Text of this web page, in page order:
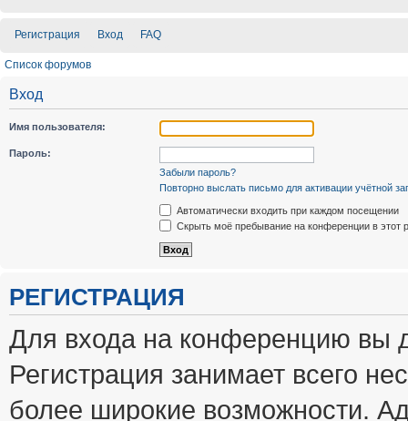
Регистрация Вход FAQ
Список форумов
Вход
Имя пользователя:
Пароль:
Забыли пароль?
Повторно выслать письмо для активации учётной
Автоматически входить при каждом посещении
Скрыть моё пребывание на конференции в этот
РЕГИСТРАЦИЯ
Для входа на конференцию вы
Регистрация занимает всего
более широкие возможности.